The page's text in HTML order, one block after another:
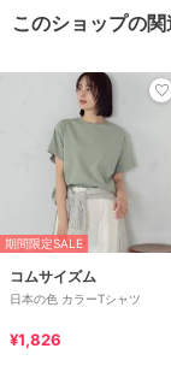
このショップの
期間限定SALE
コムサイズム
日本の色 カラーTシャツ
¥1,826